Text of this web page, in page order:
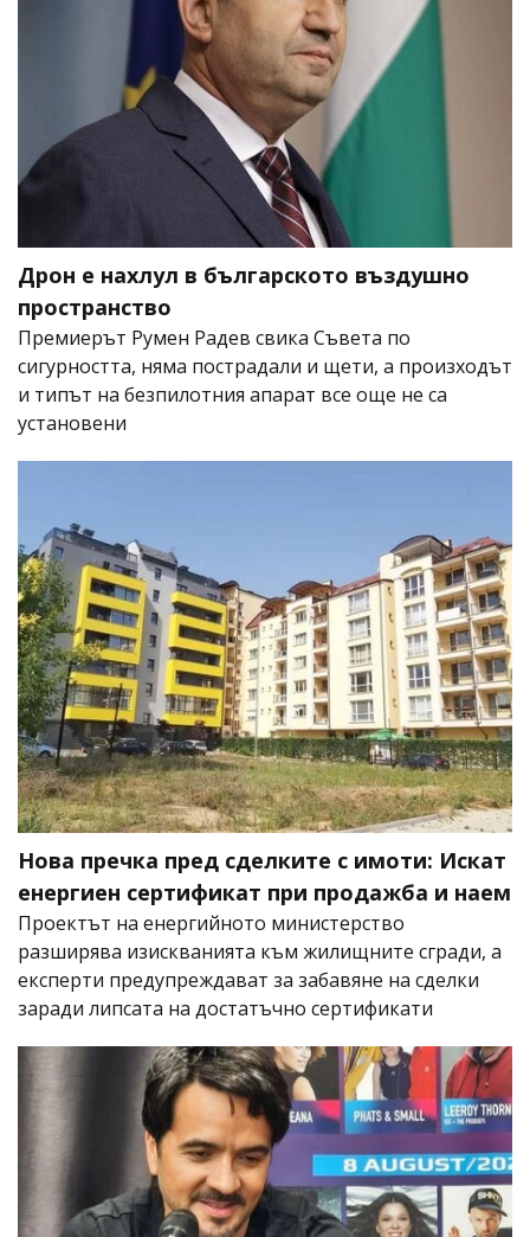
Дрон е нахлул в българското въздушно
пространство
Премиерът Румен Радев свика Съвета по
сигурността, няма пострадали и щети, а произходът
и типът на безпилотния апарат все още не са
установени
Нова пречка пред сделките с имоти: Искат
енергиен сертификат при продажба и наем
Проектът на енергийното министерство
разширява изискванията към жилищните сгради, а
експерти предупреждават за забавяне на сделки
заради липсата на достатъчно сертификати